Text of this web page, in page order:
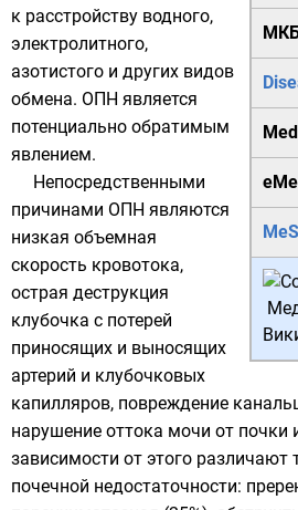
к расстройству водного,
электролитного,
азотистого и других видов
обмена. ОПН является
потенциально обратимым
явлением.
Непосредственными
причинами ОПН являются
низкая объемная
скорость кровотока,
острая деструкция
клубочка с потерей
приносящих и выносящих
артерий и клубочковых
капилляров, повреждение
нарушение оттока мочи от почки
зависимости от этого
почечной недостаточности: